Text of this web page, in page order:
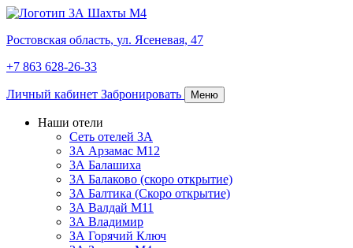
Ростовская область, ул. Ясеневая, 47
+7 863 628-26-33
Личный кабинет Забронировать Меню
Наши отели
Сеть отелей 3А
ЗА Арзамас М12
3А Балашиха
3А Балаково (скоро открытие)
3А Балтика (Скоро открытие)
3А Валдай М11
3А Владимир
ЗА Горячий Ключ